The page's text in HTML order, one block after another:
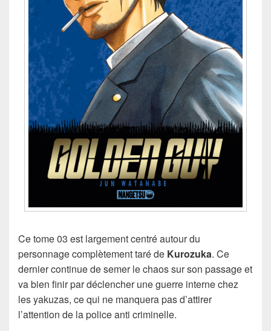
Ce tome 03 est largement centré autour du
personnage complètement taré de Kurozuka. Ce
dernier continue de semer le chaos sur son passage et
va bien finir par déclencher une guerre interne chez
les yakuzas, ce qui ne manquera pas d’attirer
l’attention de la police anti criminelle.